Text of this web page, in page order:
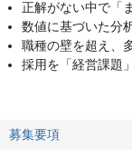
正解がない中で「
数値に基づいた分
職種の壁を超え、
採用を「経営課題
募集要項